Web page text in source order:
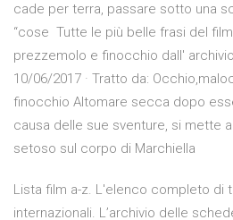
cade per terra, passare sotto una
“cose Tutte le più belle frasi del
prezzemolo e finocchio dall'
10/06/2017 · Tratto da:
finocchio Altomare secca dopo
causa delle sue sventure, si mette
setoso sul corpo di Marchiella
Lista film a-z. L'elenco completo di
internazionali. L’archivio delle